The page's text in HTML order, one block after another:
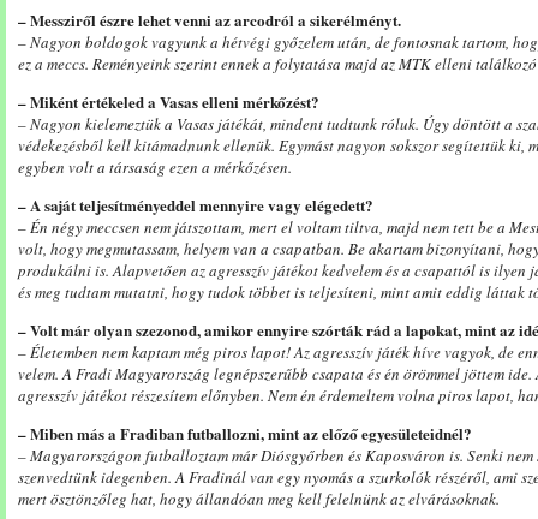
– Messziről észre lehet venni az arcodról a sikerélményt.
– Nagyon boldogok vagyunk a hétvégi győzelem után, de fontosnak tartom,
ez a meccs. Reményeink szerint ennek a folytatása majd az MTK elleni
– Miként értékeled a Vasas elleni mérkőzést?
– Nagyon kielemeztük a Vasas játékát, mindent tudtunk róluk. Úgy döntött a
védekezésből kell kitámadnunk ellenük. Egymást nagyon sokszor segítettük
egyben volt a társaság ezen a mérkőzésen.
– A saját teljesítményeddel mennyire vagy elégedett?
– Én négy meccsen nem játszottam, mert el voltam tiltva, majd nem tett be a
volt, hogy megmutassam, helyem van a csapatban. Be akartam bizonyítani,
produkálni is. Alapvetően az agresszív játékot kedvelem és a csapattól is ilyen
és meg tudtam mutatni, hogy tudok többet is teljesíteni, mint amit eddig láttak
– Volt már olyan szezonod, amikor ennyire szórták rád a lapokat, mint az
– Életemben nem kaptam még piros lapot! Az agresszív játék híve vagyok, de
velem. A Fradi Magyarország legnépszerűbb csapata és én örömmel jöttem
agresszív játékot részesítem előnyben. Nem én érdemeltem volna piros lapot,
– Miben más a Fradiban futballozni, mint az előző egyesületeidnél?
– Magyarországon futballoztam már Diósgyőrben és Kaposváron is. Senki nem
szenvedtünk idegenben. A Fradinál van egy nyomás a szurkolók részéről, ami
mert ösztönzőleg hat, hogy állandóan meg kell felelnünk az elvárásoknak.